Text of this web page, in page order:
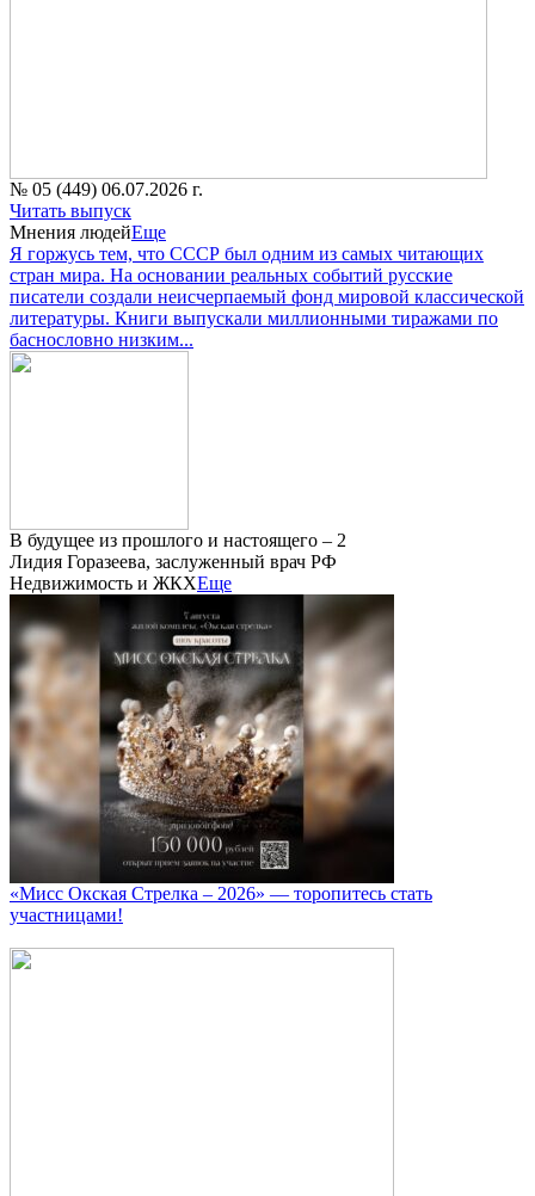
№ 05 (449) 06.07.2026 г.
Читать выпуск
Мнения людейЕще
Я горжусь тем, что СССР был одним из самых читающих
стран мира. На основании реальных событий русские
писатели создали неисчерпаемый фонд мировой классической
литературы. Книги выпускали миллионными тиражами по
баснословно низким...
В будущее из прошлого и настоящего – 2
Лидия Горазеева, заслуженный врач РФ
Недвижимость и ЖКХЕще
«Мисс Окская Стрелка – 2026» — торопитесь стать
участницами!